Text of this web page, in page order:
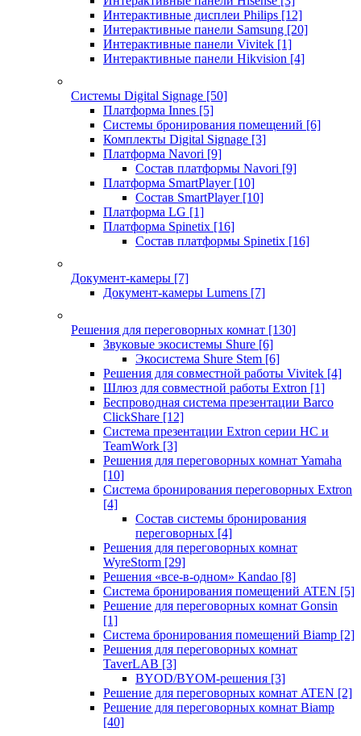
Интерактивные дисплеи Philips [12]
Интерактивные панели Samsung [20]
Интерактивные панели Vivitek [1]
Интерактивные панели Hikvision [4]
Системы Digital Signage [50]
Платформа Innes [5]
Системы бронирования помещений [6]
Комплекты Digital Signage [3]
Платформа Navori [9]
Состав платформы Navori [9]
Платформа SmartPlayer [10]
Состав SmartPlayer [10]
Платформа LG [1]
Платформа Spinetix [16]
Состав платформы Spinetix [16]
Документ-камеры [7]
Документ-камеры Lumens [7]
Решения для переговорных комнат [130]
Звуковые экосистемы Shure [6]
Экосистема Shure Stem [6]
Решения для совместной работы Vivitek [4]
Шлюз для совместной работы Extron [1]
Беспроводная система презентации Barco
ClickShare [12]
Система презентации Extron серии HC и
TeamWork [3]
Решения для переговорных комнат Yamaha
[10]
Система бронирования переговорных Extron
[4]
Состав системы бронирования
переговорных [4]
Решения для переговорных комнат
WyreStorm [29]
Решения «все-в-одном» Kandao [8]
Система бронирования помещений ATEN [5]
Решение для переговорных комнат Gonsin
[1]
Система бронирования помещений Biamp [2]
Решения для переговорных комнат
TaverLAB [3]
BYOD/BYOM-решения [3]
Решение для переговорных комнат ATEN [2]
Решение для переговорных комнат Biamp
[40]